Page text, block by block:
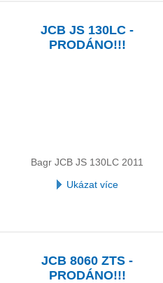
JCB JS 130LC -
PRODÁNO!!!
Bagr JCB JS 130LC 2011
Ukázat více
JCB 8060 ZTS -
PRODÁNO!!!